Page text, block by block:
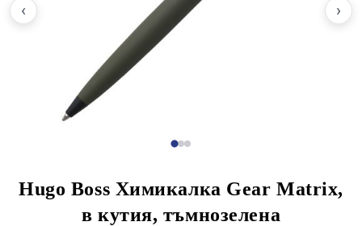
Hugo Boss Химикалка Gear Matrix,
в кутия, тъмнозелена
‹ ›